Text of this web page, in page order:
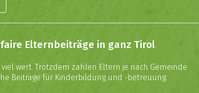
Elternbeiträge in ganz Tirol
viel wert. Trotzdem zahlen Eltern je nach Gemeinde
Beiträge für Kinderbildung und -betreuung.